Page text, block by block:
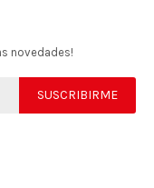
novedades!
SUSCRIBIRME